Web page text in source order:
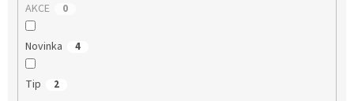
AKCE 0
Novinka 4
Tip 2